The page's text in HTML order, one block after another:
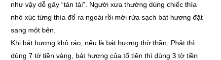
như vậy dễ gây “tán tài”. Người xưa thường dùng chiếc thìa
nhỏ xúc từng thìa đổ ra ngoài rồi mới rửa sạch bát hương đặt
sang một bên.
Khi bát hương khô ráo, nếu là bát hương thờ thần, Phật thì
dùng 7 tờ tiền vàng, bát hương của tổ tiên thì dùng 3 tờ tiền